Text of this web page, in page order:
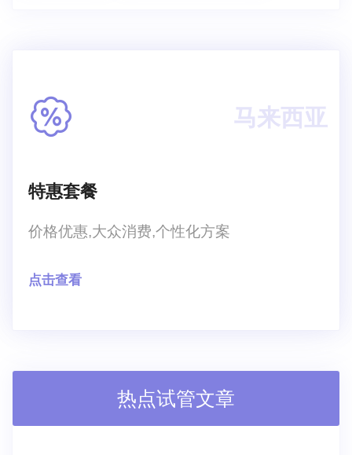
马来西亚
特惠套餐
价格优惠,大众消费,个性化方案
点击查看
热点试管文章